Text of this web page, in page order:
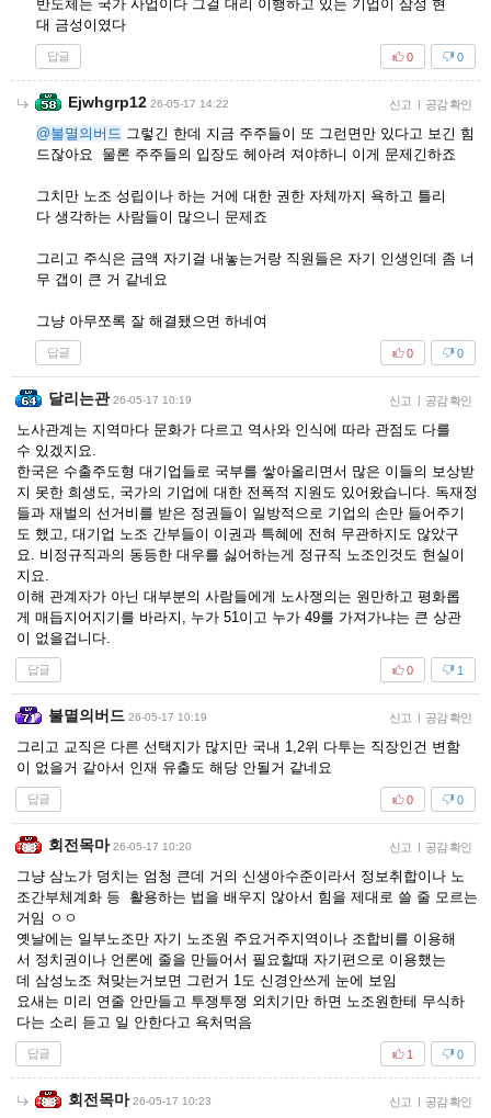
반도체는 국가 사업이다 그걸 대리 이행하고 있는 기업이 삼성 현
대 금성이였다
답글 0
0
Ejwhgrp12 26-05-17 14:22 신고 | 공감 확인
@불멸의버드 그렇긴 한데 지금 주주들이 또 그런면만 있다고 보긴 힘
드잖아요 물론 주주들의 입장도 헤아려 져야하니 이게 문제긴하죠
그치만 노조 성립이나 하는 거에 대한 권한 자체까지 욕하고 틀리
다 생각하는 사람들이 많으니 문제죠
그리고 주식은 금액 자기걸 내놓는거랑 직원들은 자기 인생인데 좀 너
무 갭이 큰 거 같네요
그냥 아무쪼록 잘 해결됐으면 하네여
답글 0
0
달리는관 26-05-17 10:19 신고 | 공감 확인
노사관계는 지역마다 문화가 다르고 역사와 인식에 따라 관점도 다를
수 있겠지요.
한국은 수출주도형 대기업들로 국부를 쌓아올리면서 많은 이들의 보상받
지 못한 희생도, 국가의 기업에 대한 전폭적 지원도 있어왔습니다. 독재정
들과 재벌의 선거비를 받은 정권들이 일방적으로 기업의 손만 들어주기
도 했고, 대기업 노조 간부들이 이권과 특혜에 전혀 무관하지도 않았구
요. 비정규직과의 동등한 대우를 싫어하는게 정규직 노조인것도 현실이
지요.
이해 관계자가 아닌 대부분의 사람들에게 노사쟁의는 원만하고 평화롭
게 매듭지어지기를 바라지, 누가 51이고 누가 49를 가져가냐는 큰 상관
이 없을겁니다.
답글 1
0
불멸의버드 26-05-17 10:19 신고 | 공감 확인
그리고 교직은 다른 선택지가 많지만 국내 1,2위 다투는 직장인건 변함
이 없을거 같아서 인재 유출도 해당 안될거 같네요
답글 0
0
회전목마 26-05-17 10:20 신고 | 공감 확인
그냥 삼노가 덩치는 엄청 큰데 거의 신생아수준이라서 정보취합이나 노
조간부체계화 등 활용하는 법을 배우지 않아서 힘을 제대로 쓸 줄 모르는
거임 ㅇㅇ
옛날에는 일부노조만 자기 노조원 주요거주지역이나 조합비를 이용해
서 정치권이나 언론에 줄을 만들어서 필요할때 자기편으로 이용했는
데 삼성노조 쳐맞는거보면 그런거 1도 신경안쓰게 눈에 보임
요새는 미리 연줄 안만들고 투쟁투쟁 외치기만 하면 노조원한테 무식하
다는 소리 듣고 일 안한다고 욕처먹음
답글 0
1
회전목마 26-05-17 10:23 신고 | 공감 확인